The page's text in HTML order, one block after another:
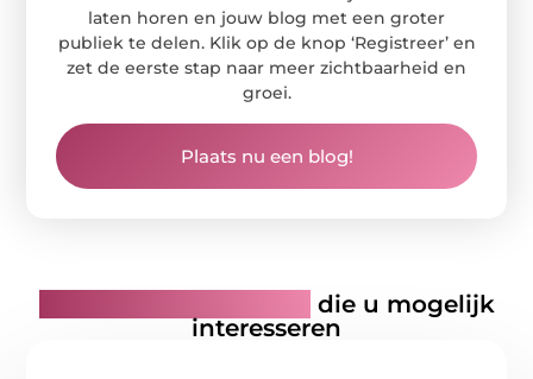
laten horen en jouw blog met een groter
publiek te delen. Klik op de knop ‘Registreer’ en
zet de eerste stap naar meer zichtbaarheid en
groei.
Plaats nu een blog!
die u mogelijk
interesseren